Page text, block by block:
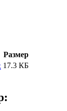
Размер
17.3 КБ